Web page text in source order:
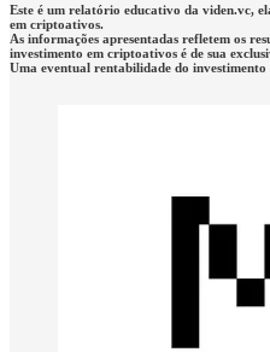
Este é um relatório educativo da viden.vc,
em criptoativos.
As informações apresentadas refletem os
investimento em criptoativos é de sua
Uma eventual rentabilidade do